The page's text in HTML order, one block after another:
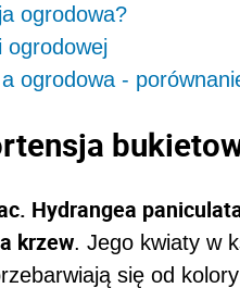
ogrodowa?
ogrodowej
ogrodowa -
Hydrangea
krzew. Jego kwiaty w
się od